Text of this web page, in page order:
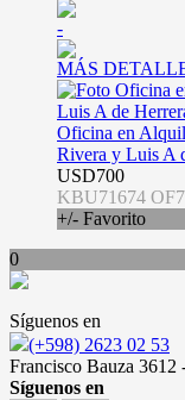
-
MÁS
Oficina en
Rivera y Luis A
USD700
KBU71674
+/- Favorito
0
Síguenos en
(+598) 2623 02 53
Francisco Bauza 3612
Síguenos en